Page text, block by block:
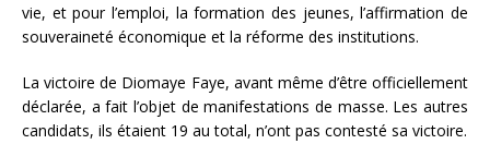
vie, et pour l’emploi, la formation des jeunes, l’affirmation de
souveraineté économique et la réforme des institutions.
La victoire de Diomaye Faye, avant même d’être officiellement
déclarée, a fait l’objet de manifestations de masse. Les autres
candidats, ils étaient 19 au total, n’ont pas contesté sa victoire.